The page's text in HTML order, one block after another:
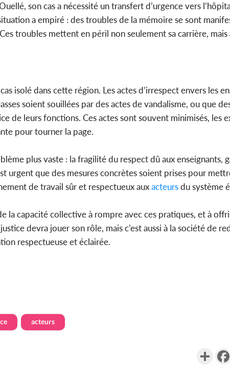
son cas a nécessité un transfert d’urgence vers
a empiré : des troubles de la mémoire se sont
troubles mettent en péril non seulement sa carrière,
isolé dans cette région. Les actes d’irrespect envers les
soient souillées par des actes de vandalisme, ou que
de leurs fonctions. Ces actes sont souvent minimisés, les
pour tourner la page.
plus vaste : la fragilité du respect dû aux enseignants,
urgent que des mesures concrètes soient prises pour
de travail sûr et respectueux auxacteursdu système
la capacité collective à rompre avec ces pratiques, et à
devra jouer son rôle, mais c’est aussi à la société de
respectueuse et éclairée.
acteurs